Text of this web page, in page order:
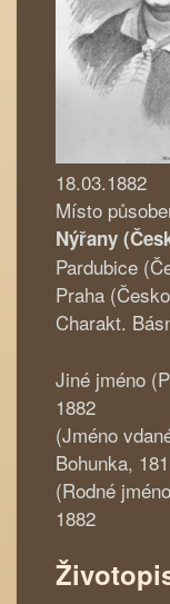
18.03.1882
Místo
Nýřany
Pardubice
Praha
Charakt.
Jiné jméno
1882
(Jméno
Bohunka,
(Rodné
1882